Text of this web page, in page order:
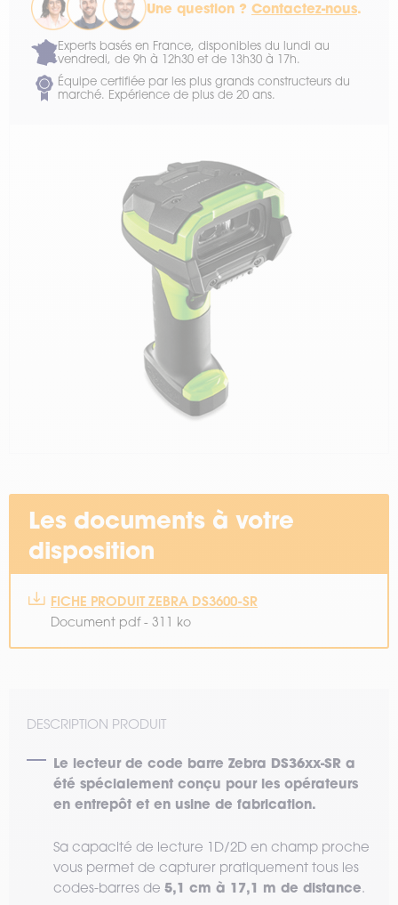
Une question ? Contactez-nous.
Experts basés en France, disponibles du lundi au
vendredi, de 9h à 12h30 et de 13h30 à 17h.
Équipe certifiée par les plus grands constructeurs du
marché. Expérience de plus de 20 ans.
Les documents à votre
disposition
FICHE PRODUIT ZEBRA DS3600-SR
Document pdf - 311 ko
DESCRIPTION PRODUIT
Le lecteur de code barre Zebra DS36xx-SR a
été spécialement conçu pour les opérateurs
en entrepôt et en usine de fabrication.
Sa capacité de lecture 1D/2D en champ proche
vous permet de capturer pratiquement tous les
codes-barres de 5,1 cm à 17,1 m de distance.